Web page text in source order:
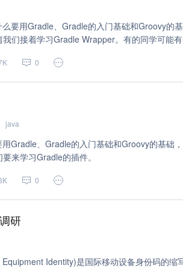
服务 (1)
图像处理 (1)
布式 (1)
自动化 (1)
jdbc (1)
powershell (1)
要用Gradle、Gradle的入门基础和Groovy的
们接着学习Gradle Wrapper。有的同学可能
了解Gradle Wrapper可以更好的理解Gradle，
超级重要。
0
java
Gradle、Gradle的入门基础和Groovy的基础
来学习Gradle的插件。
0
研
Identity)是国际移动设备身份码的缩